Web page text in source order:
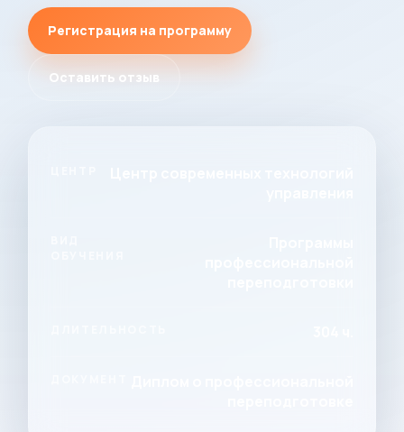
Регистрация на программу
Оставить отзыв